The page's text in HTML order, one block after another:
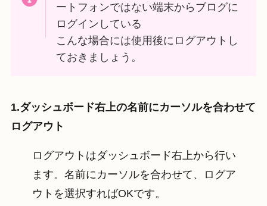
ートフォンではない端末からブログに
ログインしている
こんな場合には使用後にログアウトし
ておきましょう。
1.ダッシュボード右上の名前にカーソルを合わせて
ログアウト
ログアウトはダッシュボード右上から行い
ます。名前にカーソルを合わせて、ログア
ウトを選択すればOKです。